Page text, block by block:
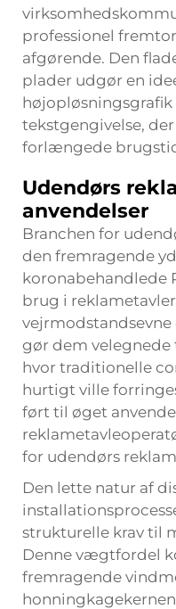
professionel
afgørende. Den
plader udgør en
tekstgengivelse,
forlængede
Udendørs
anvendelser
Branchen for
den fremragende
koronabehandlede
brug i
gør dem
hvor traditionelle
hurtigt ville
ført til øget
for udendørs
Den lette natur af
strukturelle krav til
Denne vægtfordel
fremragende